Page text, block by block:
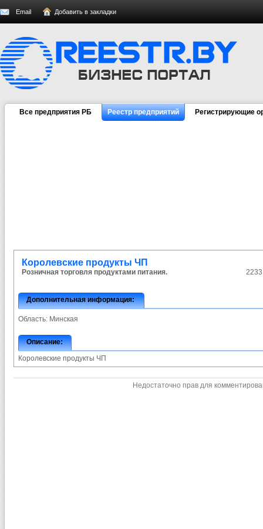
Email Добавить в закладки
Все предприятия РБ Реестр предприятий Регистрирующие
Королевские продукты ЧП
Розничная торговля продуктами питания.
Дополнительная информация:
Область: Минская
Описание:
Королевские продукты ЧП
Недостаточно прав для